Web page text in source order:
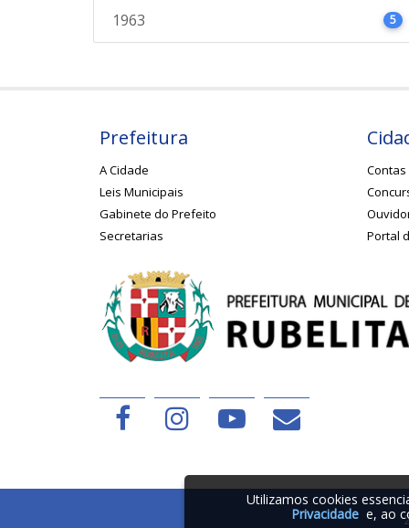
1963 5
Prefeitura
A Cidade
Leis Municipais
Gabinete do Prefeito
Secretarias
Contas
Portal
Utilizamos cookies
Privacidade e, ao